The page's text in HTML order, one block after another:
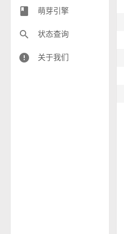
class 萌芽引擎
search 状态查询
error 关于我们